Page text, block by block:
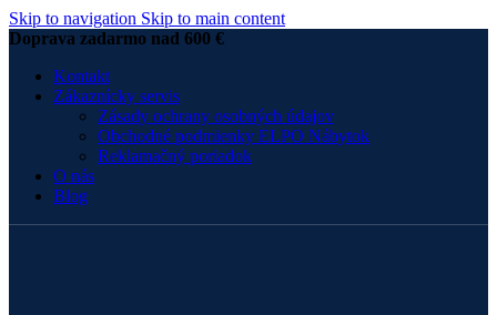
Skip to navigation Skip to main content
Doprava zadarmo nad 600 €
Kontakt
Zákaznícky servis
Zásady ochrany osobných údajov
Obchodné podmienky ELPO Nábytok
Reklamačný poriadok
O nás
Blog